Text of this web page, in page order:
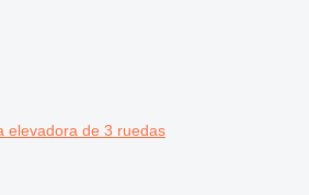
elevadora de 3 ruedas